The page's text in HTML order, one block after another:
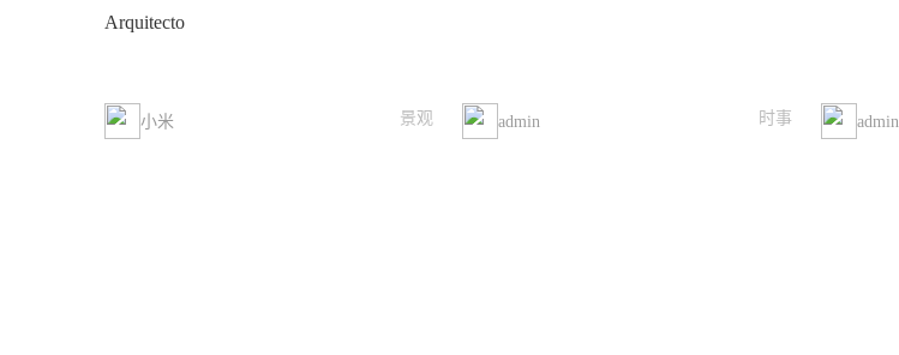
Arquitecto
小米 景观 admin 时事 admin